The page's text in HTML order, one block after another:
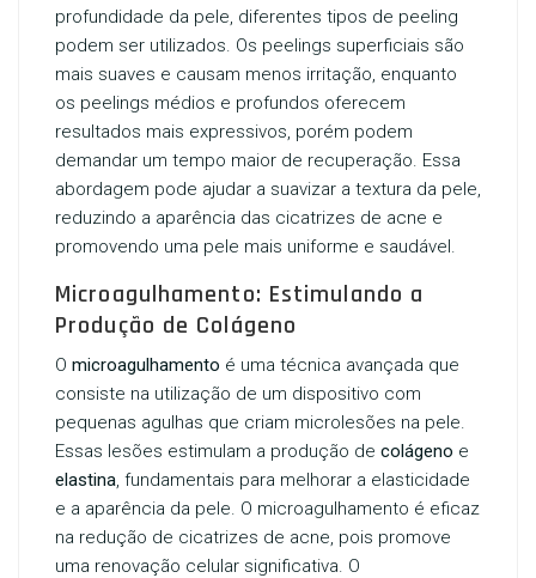
profundidade da pele, diferentes tipos de peeling
podem ser utilizados. Os peelings superficiais são
mais suaves e causam menos irritação, enquanto
os peelings médios e profundos oferecem
resultados mais expressivos, porém podem
demandar um tempo maior de recuperação. Essa
abordagem pode ajudar a suavizar a textura da pele,
reduzindo a aparência das cicatrizes de acne e
promovendo uma pele mais uniforme e saudável.
Microagulhamento: Estimulando a
Produção de Colágeno
O microagulhamento é uma técnica avançada que
consiste na utilização de um dispositivo com
pequenas agulhas que criam microlesões na pele.
Essas lesões estimulam a produção de colágeno e
elastina, fundamentais para melhorar a elasticidade
e a aparência da pele. O microagulhamento é eficaz
na redução de cicatrizes de acne, pois promove
uma renovação celular significativa. O